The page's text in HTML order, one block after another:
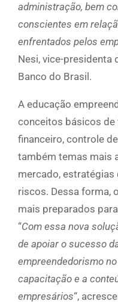
administração, bem
conscientes em
enfrentados pelos
Nesi, vice-presidenta
Banco do Brasil.
A educação
conceitos básicos de
financeiro, controle
também temas mais
mercado,
riscos. Dessa forma,
mais preparados
“Com essa nova
de apoiar o sucesso
empreendedorismo
capacitação e a
empresários“,